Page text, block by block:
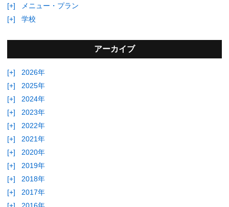
[+]
メニュー・プラン
[+]
学校
アーカイブ
[+]
2026年
[+]
2025年
[+]
2024年
[+]
2023年
[+]
2022年
[+]
2021年
[+]
2020年
[+]
2019年
[+]
2018年
[+]
2017年